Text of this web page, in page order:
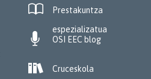

Prestakuntza
espezializatua
 OSI EEC blog
 Cruceskola